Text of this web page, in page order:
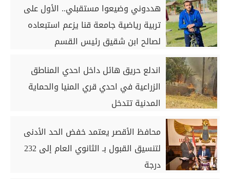
هددوني وضيعوا مستقبلي.. الأول على
تربية رياضية جامعة قنا يزعم استبعاده
لصالح ابن شقيق رئيس القسم
اندلع حريق هائل داخل احدي المناطق
الزراعية في احدي قري المنيا والحماية
المدنية تتدخل
محافظ الأقصر يعتمد خفض الحد الأدنى
لتنسيق القبول بـ الثانوي العام إلى 232
درجة